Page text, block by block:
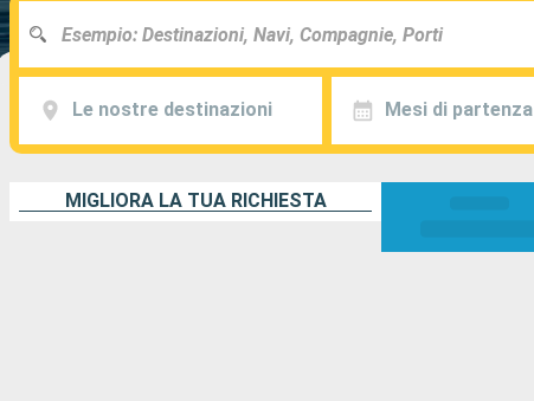
Le nostre destinazioni Mesi di partenza
MIGLIORA LA TUA RICHIESTA